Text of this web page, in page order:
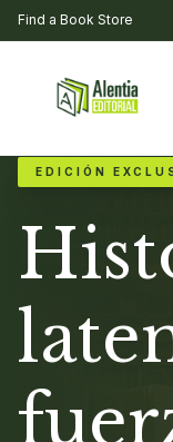
Find a Book Store
EDICIÓN